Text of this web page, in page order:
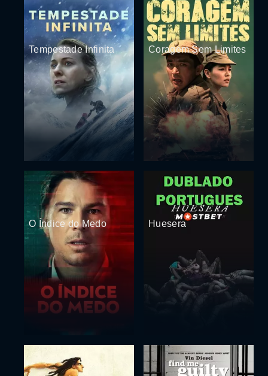
Tempestade Infinita Coragem Sem Limites
O Índice do Medo Huesera